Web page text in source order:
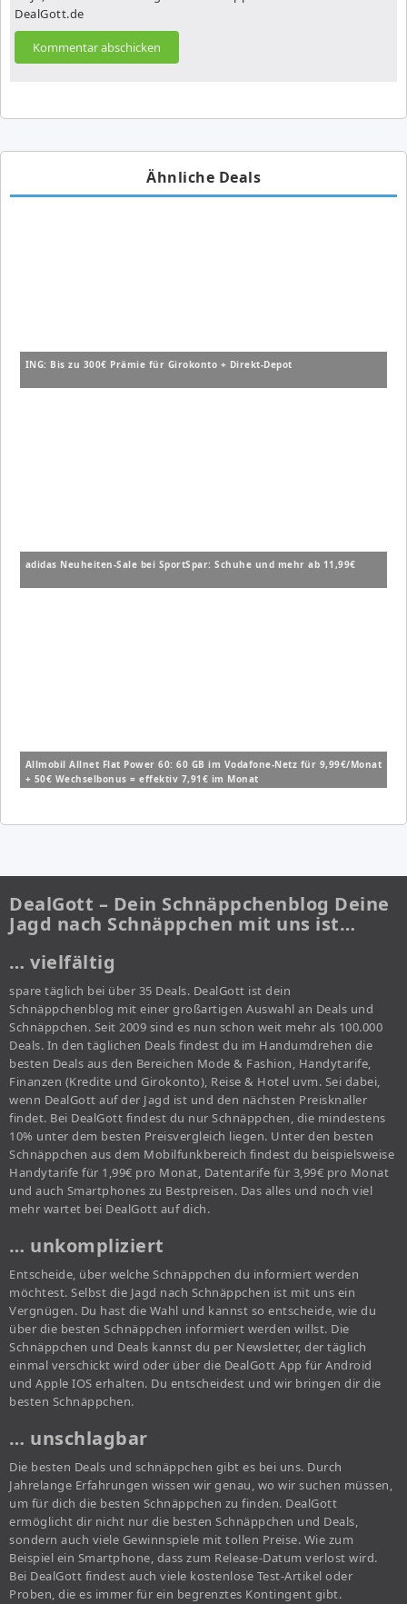
DealGott.de
Ähnliche Deals
ING: Bis zu 300€ Prämie für Girokonto + Direkt-Depot
adidas Neuheiten-Sale bei SportSpar: Schuhe und mehr ab 11,99€
Allmobil Allnet Flat Power 60: 60 GB im Vodafone-Netz für 9,99€/Monat
+ 50€ Wechselbonus = effektiv 7,91€ im Monat
DealGott – Dein Schnäppchenblog Deine
Jagd nach Schnäppchen mit uns ist…
… vielfältig
spare täglich bei über 35 Deals. DealGott ist dein
Schnäppchenblog mit einer großartigen Auswahl an Deals und
Schnäppchen. Seit 2009 sind es nun schon weit mehr als 100.000
Deals. In den täglichen Deals findest du im Handumdrehen die
besten Deals aus den Bereichen Mode & Fashion, Handytarife,
Finanzen (Kredite und Girokonto), Reise & Hotel uvm. Sei dabei,
wenn DealGott auf der Jagd ist und den nächsten Preisknaller
findet. Bei DealGott findest du nur Schnäppchen, die mindestens
10% unter dem besten Preisvergleich liegen. Unter den besten
Schnäppchen aus dem Mobilfunkbereich findest du beispielsweise
Handytarife für 1,99€ pro Monat, Datentarife für 3,99€ pro Monat
und auch Smartphones zu Bestpreisen. Das alles und noch viel
mehr wartet bei DealGott auf dich.
… unkompliziert
Entscheide, über welche Schnäppchen du informiert werden
möchtest. Selbst die Jagd nach Schnäppchen ist mit uns ein
Vergnügen. Du hast die Wahl und kannst so entscheide, wie du
über die besten Schnäppchen informiert werden willst. Die
Schnäppchen und Deals kannst du per Newsletter, der täglich
einmal verschickt wird oder über die DealGott App für Android
und Apple IOS erhalten. Du entscheidest und wir bringen dir die
besten Schnäppchen.
… unschlagbar
Die besten Deals und schnäppchen gibt es bei uns. Durch
Jahrelange Erfahrungen wissen wir genau, wo wir suchen müssen,
um für dich die besten Schnäppchen zu finden. DealGott
ermöglicht dir nicht nur die besten Schnäppchen und Deals,
sondern auch viele Gewinnspiele mit tollen Preise. Wie zum
Beispiel ein Smartphone, dass zum Release-Datum verlost wird.
Bei DealGott findest auch viele kostenlose Test-Artikel oder
Proben, die es immer für ein begrenztes Kontingent gibt.